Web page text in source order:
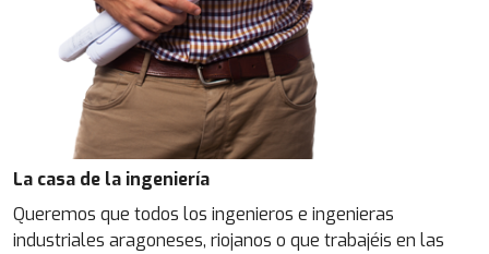
La casa de la ingeniería
Queremos que todos los ingenieros e ingenieras
industriales aragoneses, riojanos o que trabajéis en las